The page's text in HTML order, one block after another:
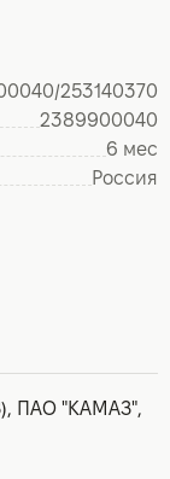
253140370
2389900040
6 мес
Россия
ПАО "КАМАЗ",